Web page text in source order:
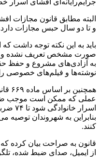
جرایم‌رایانه‌ای افشای
البته مطابق قانون
و تا دو سال حبس مجازات
باید به این نکته توجه داشت
به آزادی‌های مشروع و حفظ
نوشته‌ها و فیلم‌های خصوصی
عملی که ممکن است موجب
اسرار
بنابراین به شهروندان
کنند.
قانون به صراحت بیان کرده
از ایمیل، صدای ضبط شده،